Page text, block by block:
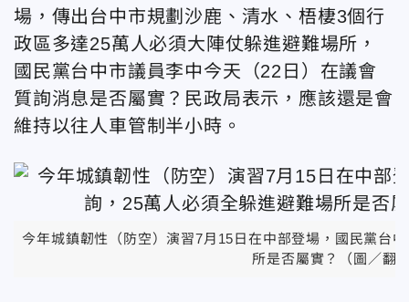
場，傳出台中市規劃沙鹿、清水、梧棲3個行
政區多達25萬人必須大陣仗躲進避難場所，
國民黨台中市議員李中今天（22日）在議會
質詢消息是否屬實？民政局表示，應該還是會
維持以往人車管制半小時。
今年城鎮韌性（防空）演習7月15日在中部登場，國民黨台
所是否屬實？（圖／翻